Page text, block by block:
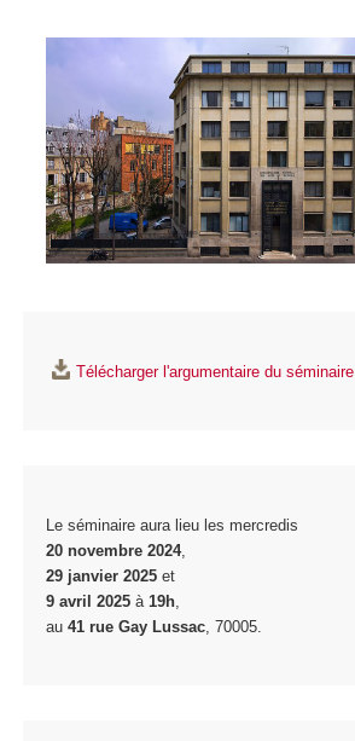
Télécharger l'argumentaire du séminaire
Le séminaire aura lieu les mercredis
20 novembre 2024,
29 janvier 2025 et
9 avril 2025 à 19h
au 41 rue Gay Lussac , 70005.